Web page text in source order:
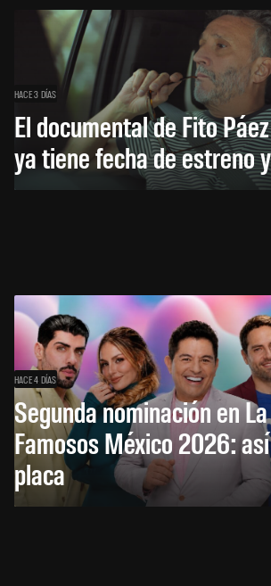
HACE 3 DÍAS
El documental de Fito
ya tiene fecha de estreno
HACE 4 DÍAS
Segunda nominación en
Famosos México 2026:
placa